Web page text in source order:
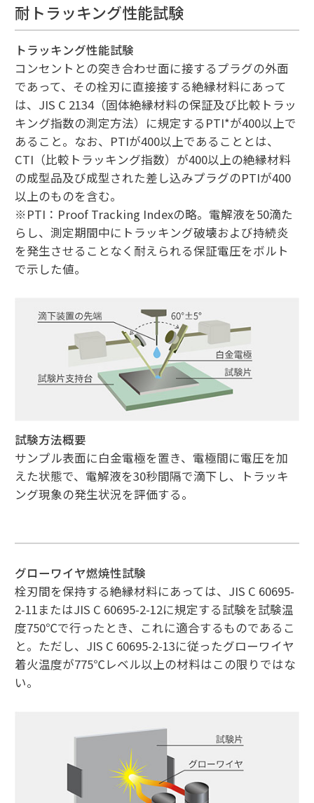
耐トラッキング性能試験
トラッキング性能試験
コンセントとの突き合わせ面に接するプラグの外面
であって、その栓刃に直接接する絶縁材料にあって
は、JIS C 2134（固体絶縁材料の保証及び比較トラッ
キング指数の測定方法）に規定するPTI*が400以上で
あること。なお、PTIが400以上であることとは、
CTI（比較トラッキング指数）が400以上の絶縁材料
の成型品及び成型された差し込みプラグのPTIが400
以上のものを含む。
※PTI：Proof Tracking Indexの略。電解液を50滴た
らし、測定期間中にトラッキング破壊および持続炎
を発生させることなく耐えられる保証電圧をボルト
で示した値。
試験方法概要
サンプル表面に白金電極を置き、電極間に電圧を加
えた状態で、電解液を30秒間隔で滴下し、トラッキ
ング現象の発生状況を評価する。
グローワイヤ燃焼性試験
栓刃間を保持する絶縁材料にあっては、JIS C 60695-
2-11またはJIS C 60695-2-12に規定する試験を試験温
度750℃で行ったとき、これに適合するものであるこ
と。ただし、JIS C 60695-2-13に従ったグローワイヤ
着火温度が775℃レベル以上の材料はこの限りではな
い。